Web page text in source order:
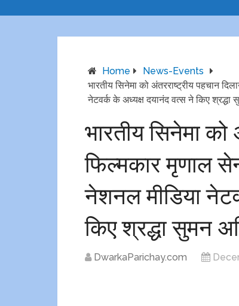
Home
News-Events
भारतीय सिनेमा को अंतरराष्ट्रीय पहचान
नेटवर्क के अध्यक्ष दयानंद वत्स ने किए श्रद्धा
भारतीय सिनेमा को
फिल्मकार मृणाल
नेशनल मीडिया
किए श्रद्धा सुमन
DwarkaParichay.com